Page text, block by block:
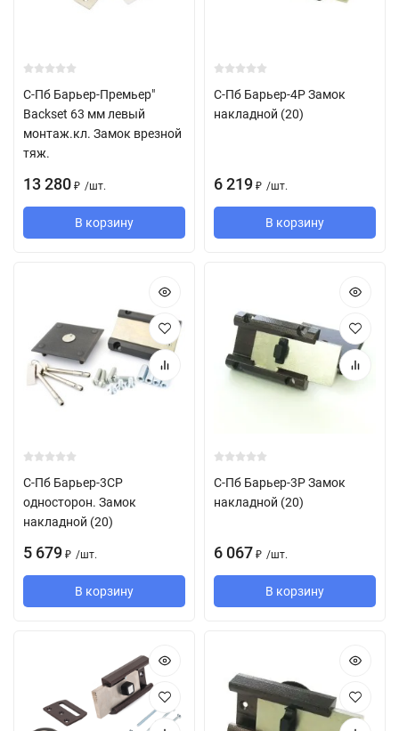
С-Пб Барьер-Премьер"
Backset 63 мм левый
монтаж.кл. Замок врезной
тяж.
13 280 ₽ /шт.
В корзину
С-Пб Барьер-4Р Замок
накладной (20)
6 219 ₽ /шт.
В корзину
С-Пб Барьер-3СР
односторон. Замок
накладной (20)
5 679 ₽ /шт.
В корзину
С-Пб Барьер-3Р Замок
накладной (20)
6 067 ₽ /шт.
В корзину